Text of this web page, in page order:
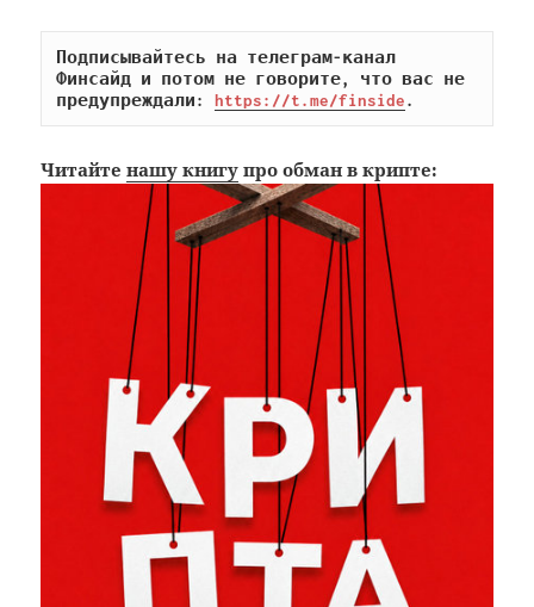
Подписывайтесь на телеграм-канал
Финсайд и потом не говорите, что вас не
предупреждали: https://t.me/finside.
Читайтенашу книгу про обман в крипте: